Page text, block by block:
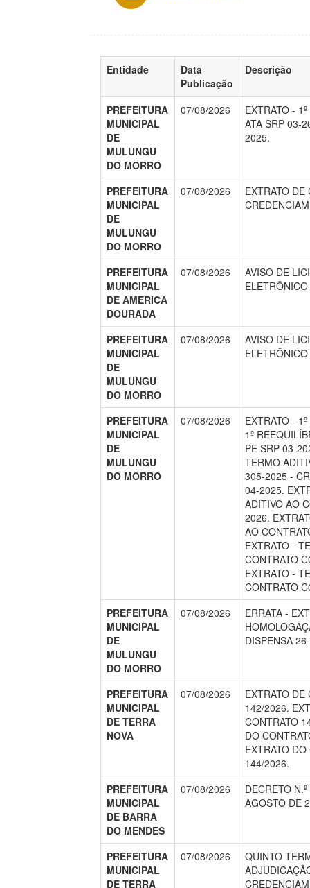
Entidade
Data
Publicação
Descrição
PREFEITURA
MUNICIPAL
DE
MULUNGU
DO MORRO
07/08/2026
EXTRATO -
ATA SRP 03-
2025.
PREFEITURA
MUNICIPAL
DE
MULUNGU
DO MORRO
07/08/2026
EXTRATO DE
PREFEITURA
MUNICIPAL
DE AMERICA
DOURADA
07/08/2026
AVISO DE
PREFEITURA
MUNICIPAL
DE
MULUNGU
DO MORRO
07/08/2026
AVISO DE
PREFEITURA
MUNICIPAL
DE
MULUNGU
DO MORRO
07/08/2026
EXTRATO -
1º
PE SRP 03-
TERMO
305-2025 -
04-2025.
ADITIVO AO
2026.
AO
EXTRATO -
CONTRATO
EXTRATO -
CONTRATO
PREFEITURA
MUNICIPAL
DE
MULUNGU
DO MORRO
07/08/2026
ERRATA -
DISPENSA
PREFEITURA
MUNICIPAL
DE TERRA
NOVA
07/08/2026
EXTRATO DE
142/2026.
CONTRATO
DO
EXTRATO DO
144/2026.
PREFEITURA
MUNICIPAL
DE BARRA
DO MENDES
07/08/2026
DECRETO
AGOSTO DE
PREFEITURA
MUNICIPAL
DE TERRA
07/08/2026
QUINTO